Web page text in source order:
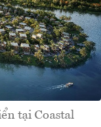
tại Coastal